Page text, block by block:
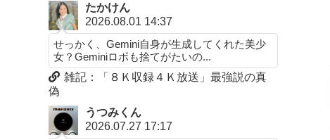
たかけん
2026.08.01 14:37
せっかく、Gemini自身が生成してくれた美少
女？Geminiロボも捨てがたいの...
雑記：「８Ｋ収録４Ｋ放送」最強説の真
偽
うつみくん
2026.07.27 17:17